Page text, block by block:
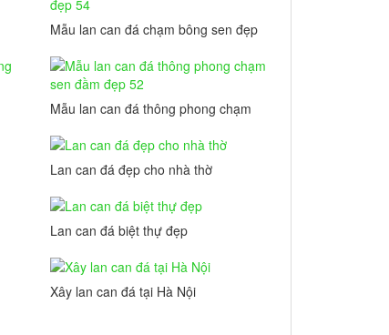
Mẫu lan can đá chạm bông sen đẹp
Mẫu lan can đá thông phong chạm
Lan can đá đẹp cho nhà thờ
Lan can đá biệt thự đẹp
Xây lan can đá tại Hà Nội